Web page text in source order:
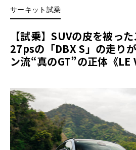
サーキット試乗
【試乗】SUVの皮を被っ
27psの「DBX S」の走り
ン流“真のGT”の正体《LE